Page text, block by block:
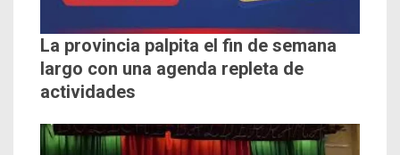
La provincia palpita el fin de semana
largo con una agenda repleta de
actividades